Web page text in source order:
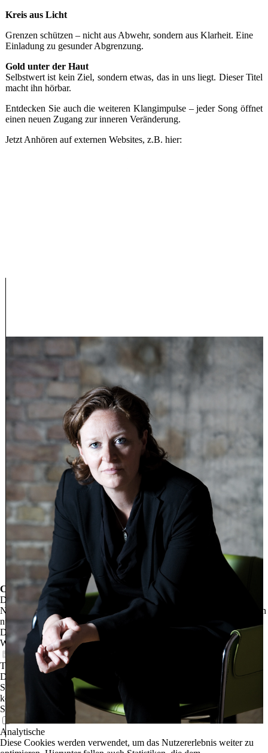
Kreis aus Licht
Grenzen schützen – nicht aus Abwehr, sondern aus Klarheit. Eine
Einladung zu gesunder Abgrenzung.
Gold unter der Haut
Selbstwert ist kein Ziel, sondern etwas, das in uns liegt. Dieser Titel
macht ihn hörbar.
Entdecken Sie auch die weiteren Klangimpulse – jeder Song öffnet
einen neuen Zugang zur inneren Veränderung.
Jetzt Anhören auf externen Websites, z.B. hier:
Cookie-Einstellungen
Diese Webseite verwendet Cookies, um Besuchern ein optimales
Nutzererlebnis zu bieten. Bestimmte Inhalte von Drittanbietern werden
nur angezeigt, wenn die entsprechende Option aktiviert ist. Die
Datenverarbeitung kann dann auch in einem Drittland erfolgen.
Weitere Informationen hierzu in der Datenschutzerklärung.
Technisch notwendige
Diese Cookies sind zum Betrieb der Webseite notwendig, z.B. zum
Schutz vor Hackerangriffen und zur Gewährleistung eines
konsistenten und der Nachfrage angepassten Erscheinungsbilds der
Seite.
Analytische
Diese Cookies werden verwendet, um das Nutzererlebnis weiter zu